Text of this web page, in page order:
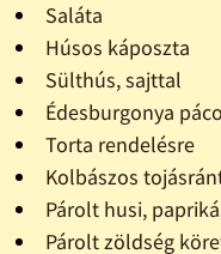
Saláta
Húsos káposzta
Sülthús, sajttal
Édesburgonya
Torta rendelésre
Kolbászos
Párolt husi,
Párolt zöldség